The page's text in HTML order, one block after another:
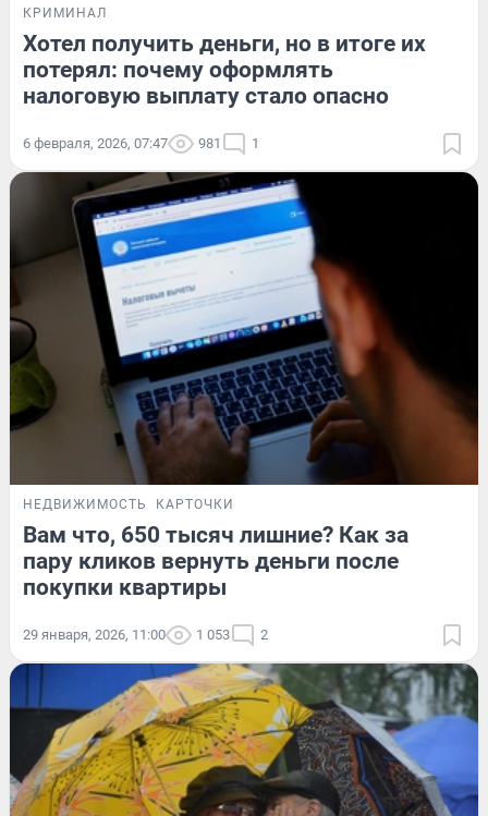
КРИМИНАЛ
Хотел получить деньги, но в итоге их
потерял: почему оформлять
налоговую выплату стало опасно
6 февраля, 2026, 07:47 981 1
НЕДВИЖИМОСТЬ КАРТОЧКИ
Вам что, 650 тысяч лишние? Как за
пару кликов вернуть деньги после
покупки квартиры
29 января, 2026, 11:00 1 053 2